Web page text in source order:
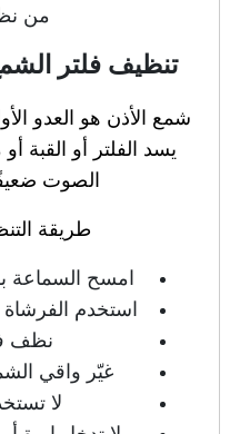
من
تنظيف فلتر
شمع الأذن هو العدو
يسد الفلتر أو القبة
الصوت
طريقة
امسح
استخدم
نظف
غيّر واقي
لا